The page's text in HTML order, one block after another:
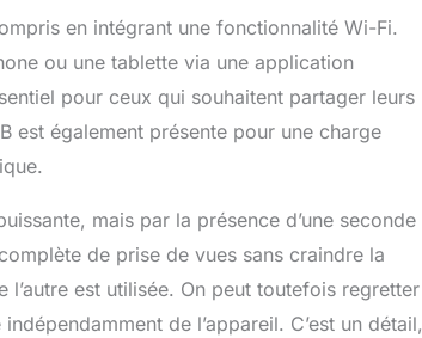
en intégrant une fonctionnalité Wi-Fi.
ou une tablette via une application
pour ceux qui souhaitent partager leurs
est également présente pour une charge
mais par la présence d’une seconde
de prise de vues sans craindre la
est utilisée. On peut toutefois regretter
de l’appareil. C’est un détail,